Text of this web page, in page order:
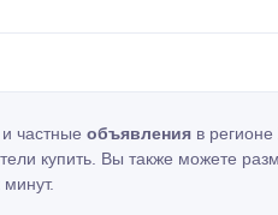
и частные объявления в регионе
купить. Вы также можете
минут.